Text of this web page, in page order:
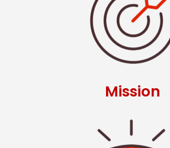
Mission